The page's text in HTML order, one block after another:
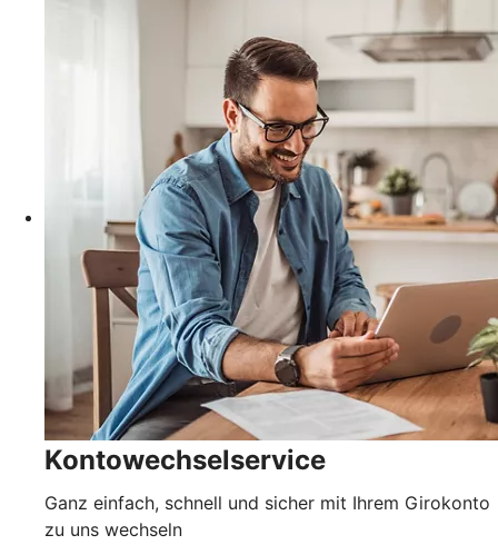
Kontowechselservice
Ganz einfach, schnell und sicher mit Ihrem Girokonto
zu uns wechseln